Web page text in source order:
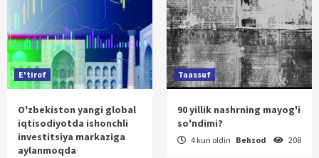
E'tirof
O'zbekiston yangi global
iqtisodiyotda ishonchli
investitsiya markaziga
aylanmoqda
Taassuf
90 yillik nashrning mayog'i
so'ndimi?
4 kun oldin Behzod 208